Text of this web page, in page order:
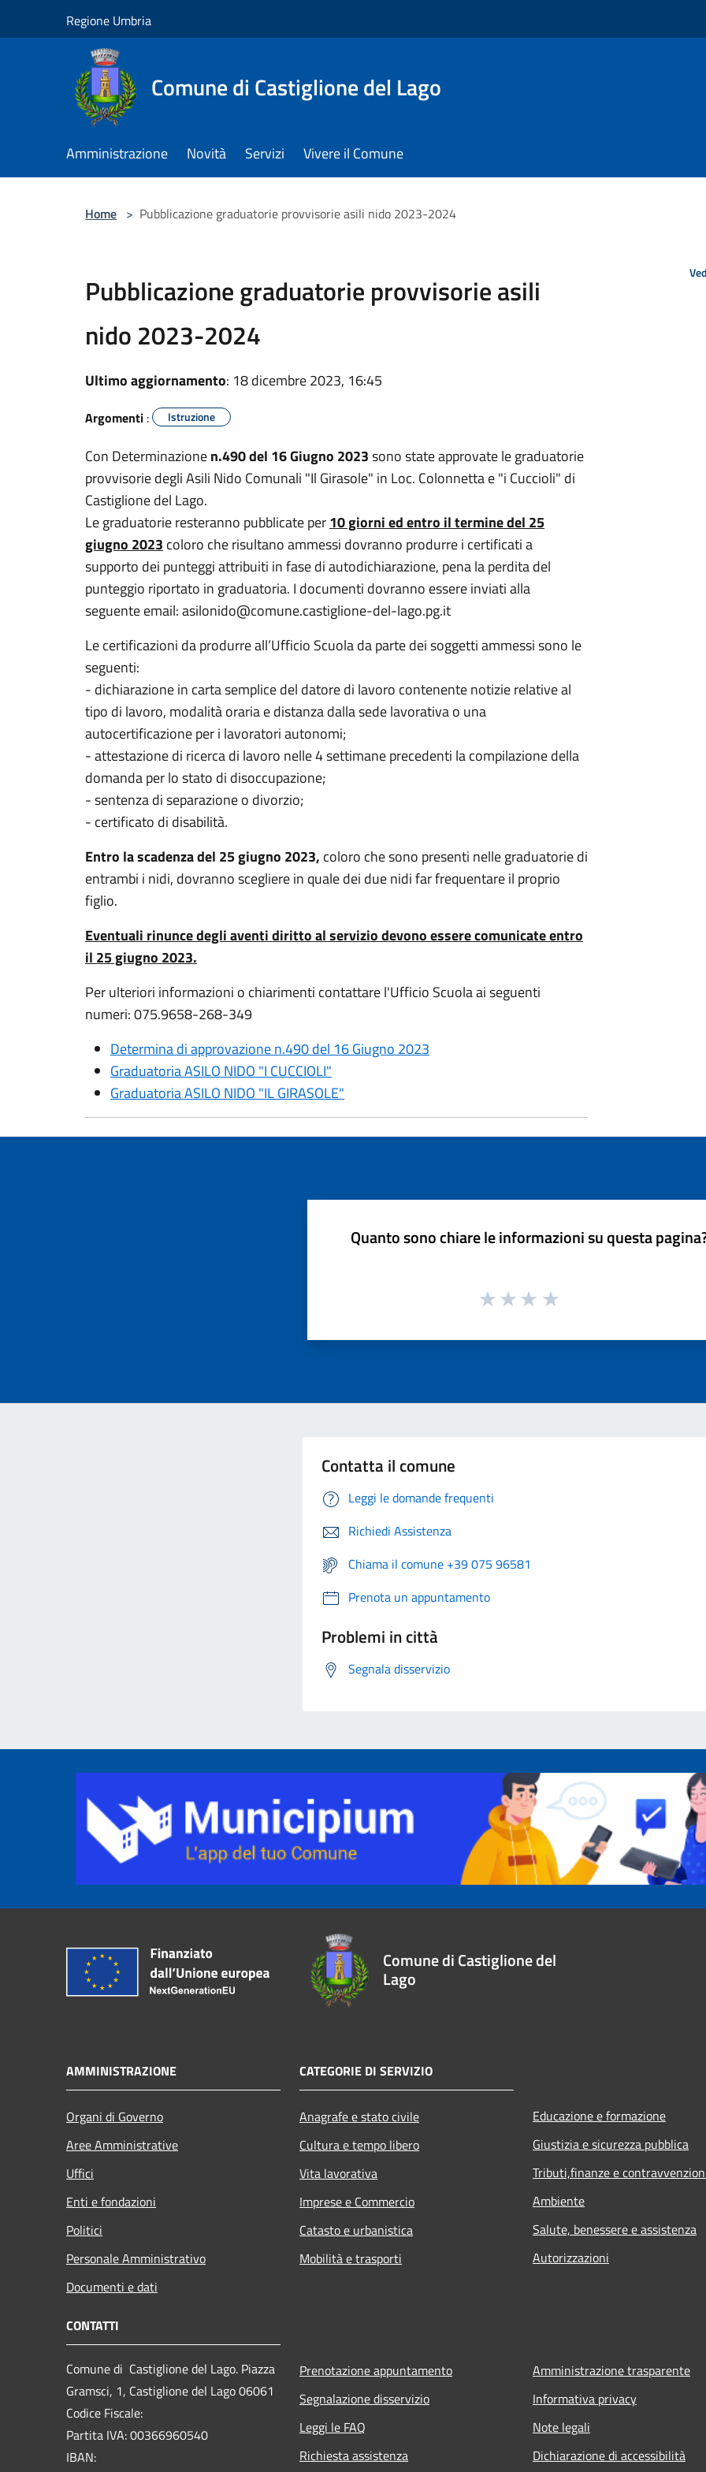
Regione Umbria
Comune di Castiglione del Lago
Amministrazione Novità Servizi Vivere il Comune
Home > Pubblicazione graduatorie provvisorie asili nido 2023-2024
Pubblicazione graduatorie provvisorie asili
nido 2023-2024
Ultimo aggiornamento: 18 dicembre 2023, 16:45
Argomenti : Istruzione
Con Determinazionen.490 del 16 Giugno 2023sono state approvate le graduatorie
provvisorie degli Asili Nido Comunali "Il Girasole" in Loc. Colonnetta e "i Cuccioli" di
Castiglione del Lago.
Le graduatorie resteranno pubblicate per10 giorni ed entro il termine del 25
giugno 2023 coloro che risultano ammessi dovranno produrre i certificati a
supporto dei punteggi attribuiti in fase di autodichiarazione, pena la perdita del
punteggio riportato in graduatoria. I documenti dovranno essere inviati alla
seguente email: asilonido@comune.castiglione-del-lago.pg.it
Le certificazioni da produrre all’Ufficio Scuola da parte dei soggetti ammessi sono le
seguenti:
- dichiarazione in carta semplice del datore di lavoro contenente notizie relative al
tipo di lavoro, modalità oraria e distanza dalla sede lavorativa o una
autocertificazione per i lavoratori autonomi;
- attestazione di ricerca di lavoro nelle 4 settimane precedenti la compilazione della
domanda per lo stato di disoccupazione;
- sentenza di separazione o divorzio;
- certificato di disabilità.
Entro la scadenza del 25 giugno 2023, coloro che sono presenti nelle graduatorie di
entrambi i nidi, dovranno scegliere in quale dei due nidi far frequentare il proprio
figlio.
Eventuali rinunce degli aventi diritto al servizio devono essere comunicate entro
il 25 giugno 2023.
Per ulteriori informazioni o chiarimenti contattare l'Ufficio Scuola ai seguenti
numeri: 075.9658-268-349
Determina di approvazione n.490 del 16 Giugno 2023
Graduatoria ASILO NIDO "I CUCCIOLI"
Graduatoria ASILO NIDO "IL GIRASOLE"
Quanto sono chiare le informazioni su questa
Contatta il comune
Leggi le domande frequenti
Richiedi Assistenza
Chiama il comune +39 075 96581
Prenota un appuntamento
Problemi in città
Segnala disservizio
Comune di Castiglione del
Lago
AMMINISTRAZIONE
Organi di Governo
Aree Amministrative
Uffici
Enti e fondazioni
Politici
Personale Amministrativo
Documenti e dati
CATEGORIE DI SERVIZIO
Anagrafe e stato civile
Cultura e tempo libero
Vita lavorativa
Imprese e Commercio
Catasto e urbanistica
Mobilità e trasporti
Educazione e formazione
Giustizia e sicurezza pubblica
Tributi,finanze e
Ambiente
Salute, benessere e assistenza
Autorizzazioni
CONTATTI
Comune di Castiglione del Lago. Piazza
Gramsci, 1, Castiglione del Lago 06061
Codice Fiscale:
Partita IVA: 00366960540
IBAN:
Prenotazione appuntamento
Segnalazione disservizio
Leggi le FAQ
Richiesta assistenza
Amministrazione trasparente
Informativa privacy
Note legali
Dichiarazione di accessibilità